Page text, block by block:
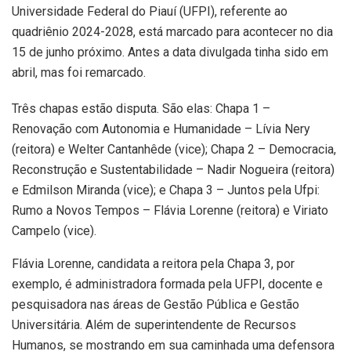
Universidade Federal do Piauí (UFPI), referente ao
quadriênio 2024-2028, está marcado para acontecer no dia
15 de junho próximo. Antes a data divulgada tinha sido em
abril, mas foi remarcado.
Três chapas estão disputa. São elas: Chapa 1 –
Renovação com Autonomia e Humanidade – Lívia Nery
(reitora) e Welter Cantanhêde (vice); Chapa 2 – Democracia,
Reconstrução e Sustentabilidade – Nadir Nogueira (reitora)
e Edmilson Miranda (vice); e Chapa 3 – Juntos pela Ufpi:
Rumo a Novos Tempos – Flávia Lorenne (reitora) e Viriato
Campelo (vice).
Flávia Lorenne, candidata a reitora pela Chapa 3, por
exemplo, é administradora formada pela UFPI, docente e
pesquisadora nas áreas de Gestão Pública e Gestão
Universitária. Além de superintendente de Recursos
Humanos, se mostrando em sua caminhada uma defensora